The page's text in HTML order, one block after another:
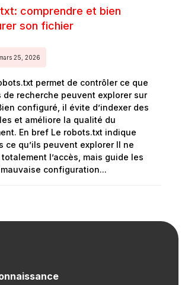
comprendre et bien
son fichier
25, 2026
permet de contrôler ce que
de recherche peuvent explorer sur
configuré, il évite d’indexer des
et améliore la qualité du
En bref Le robots.txt indique
ce qu’ils peuvent explorer Il ne
l’accès, mais guide les
configuration...